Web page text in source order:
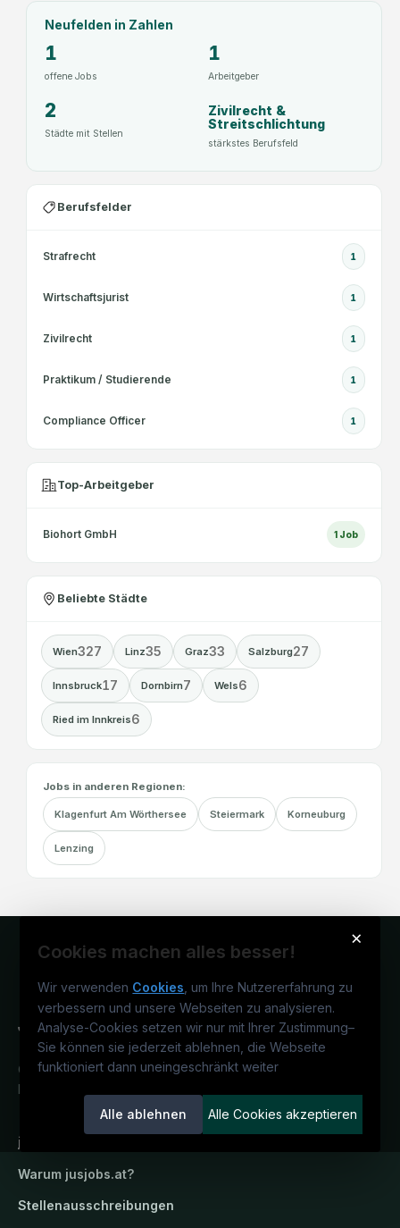
Neufelden in Zahlen
1
offene Jobs
1
Arbeitgeber
2
Städte mit Stellen
Zivilrecht &
Streitschlichtung
stärkstes Berufsfeld
Berufsfelder
Strafrecht 1
Wirtschaftsjurist 1
Zivilrecht 1
Praktikum / Studierende 1
Compliance Officer 1
Top-Arbeitgeber
Biohort GmbH 1 Job
Beliebte Städte
Wien327 Linz35 Graz33 Salzburg27
Innsbruck17 Dornbirn7 Wels6
Ried im Innkreis6
Jobs in anderen Regionen:
Klagenfurt Am Wörthersee Steiermark Korneuburg
Lenzing
×
Cookies machen alles besser!
Wir verwenden Cookies, um Ihre Nutzererfahrung zu
verbessern und unsere Webseiten zu analysieren.
Analyse-Cookies setzen wir nur mit Ihrer Zustimmung–
Sie können sie jederzeit ablehnen, die Webseite
funktioniert dann uneingeschränkt weiter
Alle ablehnen Alle Cookies akzeptieren
Österreichs juristisches Karriereportal.
Ein Service der candidatis GmbH.
jusjobs.at
Warum jusjobs.at?
Stellenausschreibungen